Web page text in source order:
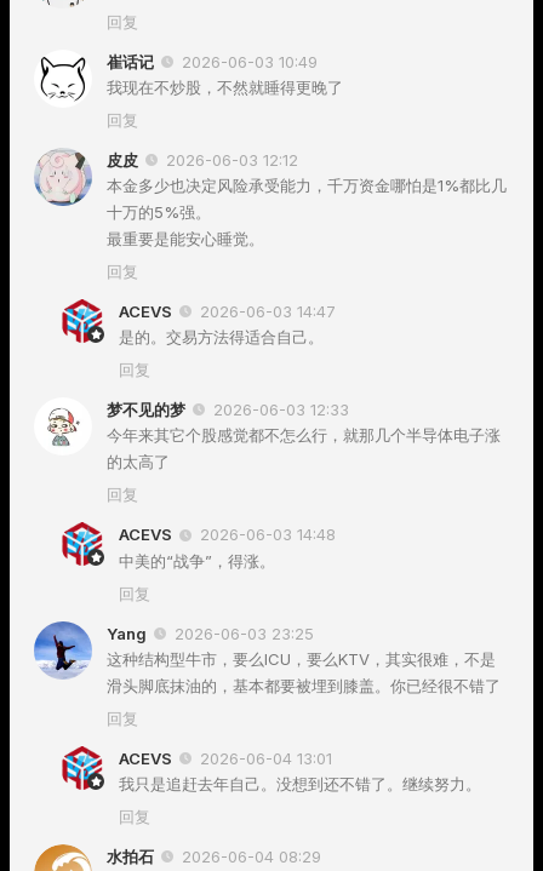
回复
崔话记
2026-06-03 10:49
我现在不炒股，不然就睡得更晚了
回复
皮皮
2026-06-03 12:12
本金多少也决定风险承受能力，千万资金哪怕是1%都比几
十万的5%强。
最重要是能安心睡觉。
回复
ACEVS
2026-06-03 14:47
是的。交易方法得适合自己。
回复
梦不见的梦
2026-06-03 12:33
今年来其它个股感觉都不怎么行，就那几个半导体电子涨
的太高了
回复
ACEVS
2026-06-03 14:48
中美的“战争”，得涨。
回复
Yang
2026-06-03 23:25
这种结构型牛市，要么ICU，要么KTV，其实很难，不是
滑头脚底抹油的，基本都要被埋到膝盖。你已经很不错了
回复
ACEVS
2026-06-04 13:01
我只是追赶去年自己。没想到还不错了。继续努力。
回复
水拍石
2026-06-04 08:29